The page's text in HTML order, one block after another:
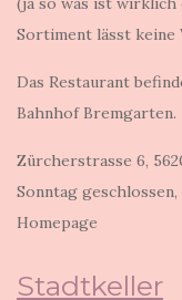
Sortiment lässt keine
Das Restaurant
Bahnhof Bremgarten.
Zürcherstrasse 6,
Sonntag
Homepage
Stadtkeller